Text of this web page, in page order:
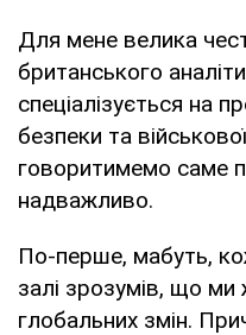
Для мене велика
британського
спеціалізується на
безпеки та
говоритимемо саме
надважливо.
По-перше, мабуть,
залі зрозумів, що
глобальних змін.